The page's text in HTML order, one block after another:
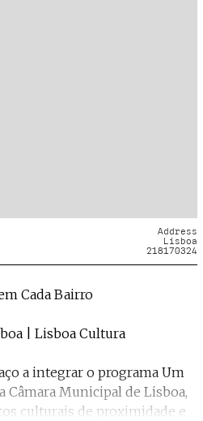
Address
Lisboa
218170324
Cada Bairro
| Lisboa Cultura
a integrar o programa Um
Câmara Municipal de Lisboa,
culturais de proximidade e